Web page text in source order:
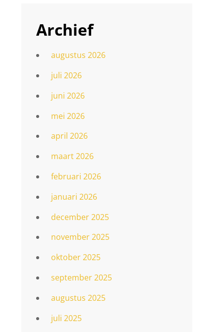
Archief
augustus 2026
juli 2026
juni 2026
mei 2026
april 2026
maart 2026
februari 2026
januari 2026
december 2025
november 2025
oktober 2025
september 2025
augustus 2025
juli 2025